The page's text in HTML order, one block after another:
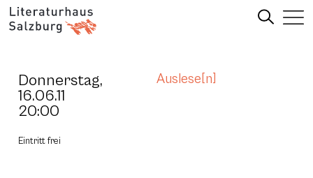
Donnerstag,
16.06.11
20:00
Auslese[n]
Eintritt frei